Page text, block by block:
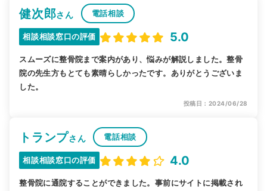
健次郎さん 電話相談
相談相談窓口の評価 5.0
スムーズに整骨院まで案内があり、悩みが解説しました。整骨
院の先生方もとても素晴らしかったです。ありがとうございま
した。
投稿日：2024/06/28
トランプさん 電話相談
相談相談窓口の評価 4.0
整骨院に通院することができました。事前にサイトに掲載され